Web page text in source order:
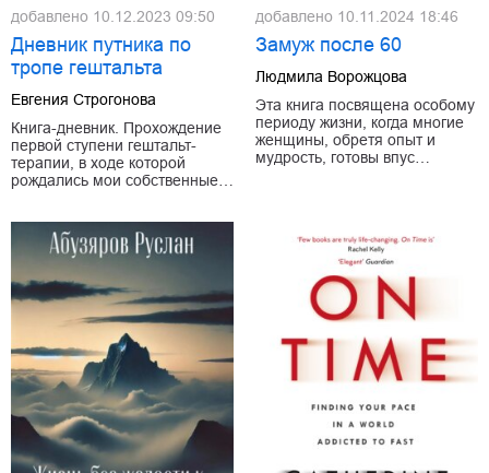
добавлено 10.12.2023 09:50
Дневник путника по
тропе гештальта
Евгения Строгонова
Книга-дневник. Прохождение
первой ступени гештальт-
терапии, в ходе которой
рождались мои собственные…
добавлено 10.11.2024 18:46
Замуж после 60
Людмила Ворожцова
Эта книга посвящена особому
периоду жизни, когда многие
женщины, обретя опыт и
мудрость, готовы впус…